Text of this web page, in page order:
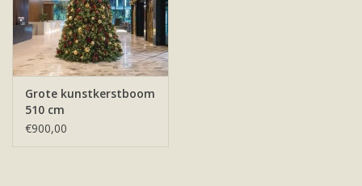
Grote kunstkerstboom
510 cm
€900,00